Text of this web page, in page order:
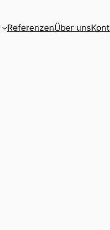
ReferenzenÜber uns